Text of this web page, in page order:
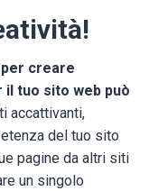
creare
tuo sito web può
accattivanti,
del tuo sito
pagine da altri siti
un singolo